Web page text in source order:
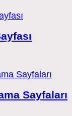
Sayfaları